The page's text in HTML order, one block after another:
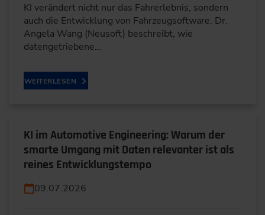
KI verändert nicht nur das Fahrerlebnis, sondern
auch die Entwicklung von Fahrzeugsoftware. Dr.
Angela Wang (Neusoft) beschreibt, wie
datengetriebene…
WEITERLESEN
KI im Automotive Engineering: Warum der
smarte Umgang mit Daten relevanter ist als
reines Entwicklungstempo
09.07.2026